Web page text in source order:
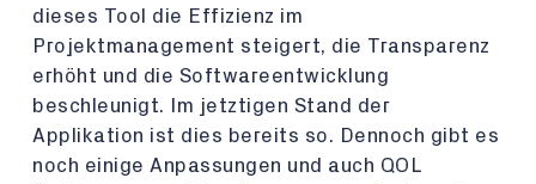
dieses Tool die Effizienz im
Projektmanagement steigert, die Transparenz
erhöht und die Softwareentwicklung
beschleunigt. Im jetztigen Stand der
Applikation ist dies bereits so. Dennoch gibt es
noch einige Anpassungen und auch QOL